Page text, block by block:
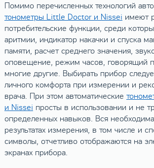
Помимо перечисленных технологий
тонометры Little Doctor и Nissei имеют
потребительские функции, среди
аритмии, индикатор накачки и спуска
памяти, расчет среднего значения,
оповещение, режим часов, говорящий
многие другие. Выбирать прибор
личного комфорта при измерении и
врача. При этом автоматические
и Nissei просты в использовании и не
определенных навыков. Вся
результатах измерения, в том числе и
символы, отчетливо отображаются на
экранах прибора.